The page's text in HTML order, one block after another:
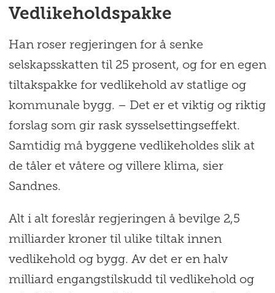
Vedlikeholdspakke
Han roser regjeringen for å senke
selskapsskatten til 25 prosent, og for en egen
tiltakspakke for vedlikehold av statlige og
kommunale bygg. – Det er et viktig og riktig
forslag som gir rask sysselsettingseffekt.
Samtidig må byggene vedlikeholdes slik at
de tåler et våtere og villere klima, sier
Sandnes.
Alt i alt foreslår regjeringen å bevilge 2,5
milliarder kroner til ulike tiltak innen
vedlikehold og bygg. Av det er en halv
milliard engangstilskudd til vedlikehold og